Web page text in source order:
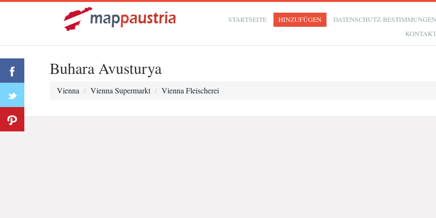
STARTSEITE HINZUFÜGEN
DATENSCHUTZ-
Buhara Avusturya
Vienna Vienna Supermarkt Vienna Fleischerei